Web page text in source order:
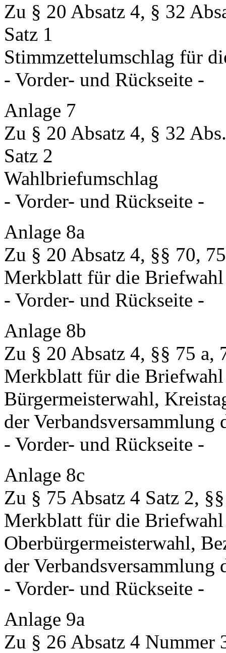
Zu § 20 Absatz 4, § 32
Satz 1
Stimmzettelumschlag für
- Vorder- und Rückseite -
Anlage 7
Zu § 20 Absatz 4, § 32
Satz 2
Wahlbriefumschlag
- Vorder- und Rückseite -
Anlage 8a
Zu § 20 Absatz 4, §§ 70,
Merkblatt für die
- Vorder- und Rückseite -
Anlage 8b
Zu § 20 Absatz 4, §§ 75 a,
Merkblatt für die Briefwahl
Bürgermeisterwahl,
der Verbandsversammlung
- Vorder- und Rückseite -
Anlage 8c
Zu § 75 Absatz 4 Satz 2,
Merkblatt für die
Oberbürgermeisterwahl,
der Verbandsversammlung
- Vorder- und Rückseite -
Anlage 9a
Zu § 26 Absatz 4 Nummer